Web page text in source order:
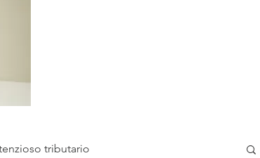
tributario